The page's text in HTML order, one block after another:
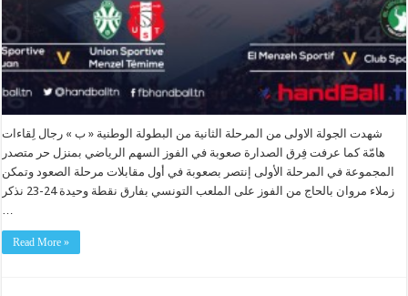
شهدت الجولة الاولى من المرحلة الثانية من البطولة الوطنية « ب » رجال لِقاءات
هامّة كما عرفت فِرق الصدارة صعوبة في الفوز السهم الرياضي بمنزل حر متصدر
المجموعة في المرحلة الأولى إنتصر بصعوبة في أول مقابلات مرحلة الصعود وتمكن
زملاء مروان بالحاج من الفوز على الملعب التونسي بفارق نقطة وحيدة 24-23 نذكر
…
Read More »